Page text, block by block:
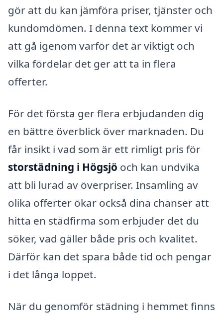
gör att du kan jämföra priser, tjänster och
kundomdömen. I denna text kommer vi
att gå igenom varför det är viktigt och
vilka fördelar det ger att ta in flera
offerter.
För det första ger flera erbjudanden dig
en bättre överblick över marknaden. Du
får insikt i vad som är ett rimligt pris för
storstädning i Högsjö och kan undvika
att bli lurad av överpriser. Insamling av
olika offerter ökar också dina chanser att
hitta en städfirma som erbjuder det du
söker, vad gäller både pris och kvalitet.
Därför kan det spara både tid och pengar
i det långa loppet.
När du genomför städning i hemmet finns